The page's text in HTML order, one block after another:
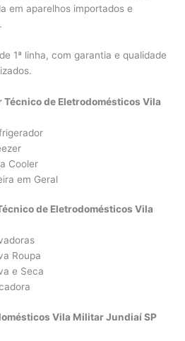
em aparelhos importados e
1ª linha, com garantia e qualidade
Técnico de Eletrodomésticos Vila
Cooler
em Geral
de Eletrodomésticos Vila
Roupa
e Seca
Vila Militar Jundiaí SP